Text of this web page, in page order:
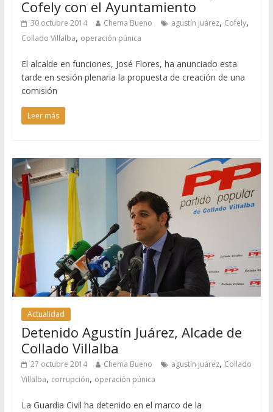
Cofely con el Ayuntamiento
30 octubre 2014 Chema Bueno agustín juárez, Cofely,
Collado Villalba, operación púnica
El alcalde en funciones, José Flores, ha anunciado esta
tarde en sesión plenaria la propuesta de creación de una
comisión
Leer más
Actualidad
Detenido Agustín Juárez, Alcade de
Collado Villalba
27 octubre 2014 Chema Bueno agustín juárez, Collado
Villalba, corrupción, operación púnica
La Guardia Civil ha detenido en el marco de la